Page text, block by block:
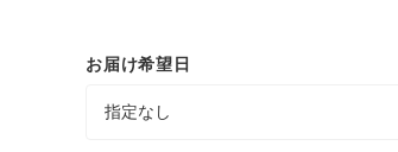
お届け希望日